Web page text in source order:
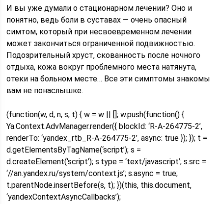
И вы уже думали о стационарном лечении? Оно и
понятно, ведь боли в суставах — очень опасный
симтом, который при несвоевременном лечении
может закончиться ограниченной подвижностью.
Подозрительный хруст, скованность после ночного
отдыха, кожа вокруг проблемного места натянута,
отеки на больном месте… Все эти симптомы знакомы
вам не понаслышке.
(function(w, d, n, s, t) { w = w || []; w.push(function() {
Ya.Context.AdvManager.render({ blockId: ‘R-A-264775-2’,
renderTo: ‘yandex_rtb_R-A-264775-2’, async: true }); }); t =
d.getElementsByTagName(‘script’); s =
d.createElement(‘script’); s.type = ‘text/javascript’; s.src =
‘//an.yandex.ru/system/context.js’; s.async = true;
t.parentNode.insertBefore(s, t); })(this, this.document,
‘yandexContextAsyncCallbacks’);